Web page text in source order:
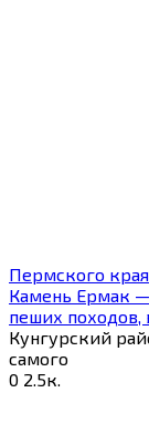
Пермского края
Камень Ермак
пеших походов,
Кунгурский
самого
0 2.5к.